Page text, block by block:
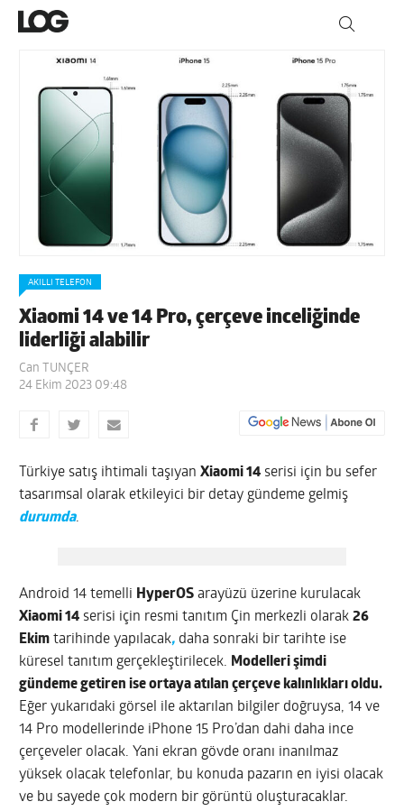
AKILLI TELEFON
Xiaomi 14 ve 14 Pro, çerçeve inceliğinde
liderliği alabilir
Can TUNÇER
24 Ekim 2023 09:48
Türkiye satış ihtimali taşıyanXiaomi 14 serisi için bu sefer
tasarımsal olarak etkileyici bir detay gündeme gelmiş
durumda.
Android 14 temelli HyperOS arayüzü üzerine kurulacak
Xiaomi 14 serisi için resmi tanıtım Çin merkezli olarak26
Ekim tarihinde yapılacak, daha sonraki bir tarihte ise
küresel tanıtım gerçekleştirilecek. Modelleri şimdi
gündeme getiren ise ortaya atılan çerçeve kalınlıkları oldu.
Eğer yukarıdaki görsel ile aktarılan bilgiler doğruysa, 14 ve
14 Pro modellerinde iPhone 15 Pro’dan dahi daha ince
çerçeveler olacak. Yani ekran gövde oranı inanılmaz
yüksek olacak telefonlar, bu konuda pazarın en iyisi olacak
ve bu sayede çok modern bir görüntü oluşturacaklar.